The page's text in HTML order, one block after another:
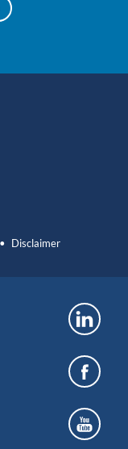
Disclaimer